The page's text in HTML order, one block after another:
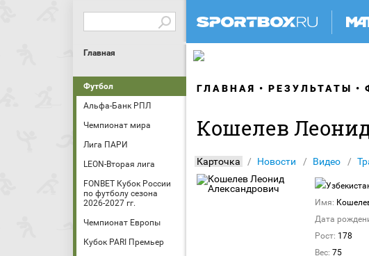
Главная
Футбол
Альфа-Банк РПЛ
Чемпионат мира
Лига ПАРИ
LEON-Вторая лига
FONBET Кубок России
по футболу сезона
2026-2027 гг.
Чемпионат Европы
Кубок PARI Премьер
ГЛАВНАЯ РЕЗУЛЬТАТЫ
Кошелев
Карточка Новости Видео
Имя:
Дата
Рост: 178
Вес: 75